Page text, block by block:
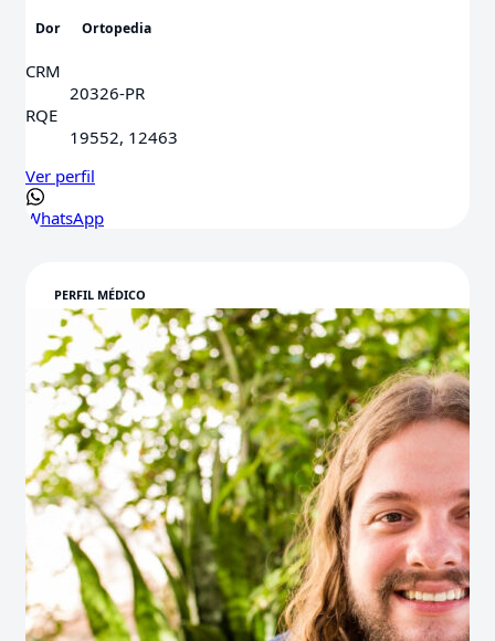
Dor Ortopedia
CRM
20326-PR
RQE
19552, 12463
Ver perfil
WhatsApp